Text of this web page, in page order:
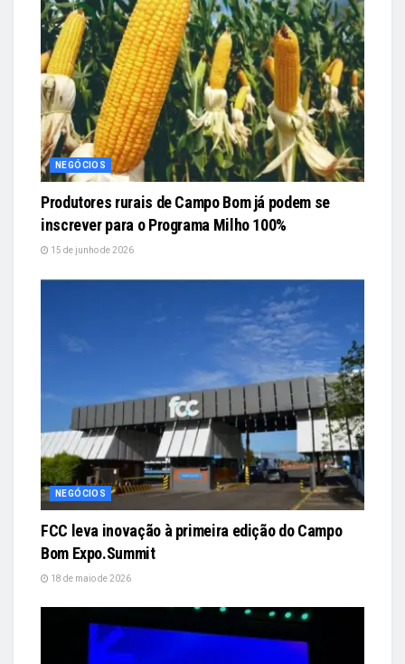
NEGÓCIOS
Produtores rurais de Campo Bom já podem se
inscrever para o Programa Milho 100%
15 de junho de 2026
NEGÓCIOS
FCC leva inovação à primeira edição do Campo
Bom Expo.Summit
18 de maio de 2026